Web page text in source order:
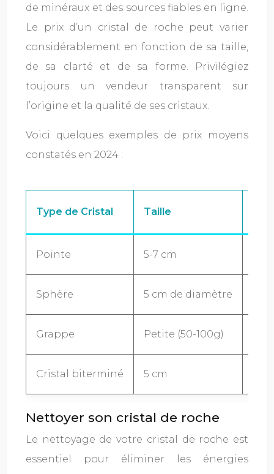
de minéraux et des sources fiables en ligne.
Le prix d’un cristal de roche peut varier
considérablement en fonction de sa taille,
de sa clarté et de sa forme. Privilégiez
toujours un vendeur transparent sur
l’origine et la qualité de ses cristaux.
Voici quelques exemples de prix moyens
constatés en 2024 :
Type de Cristal Taille
Pointe 5-7 cm
Sphère 5 cm de diamètre
Grappe Petite (50-100g)
Cristal biterminé 5 cm
Nettoyer son cristal de roche
Le nettoyage de votre cristal de roche est
essentiel pour éliminer les énergies